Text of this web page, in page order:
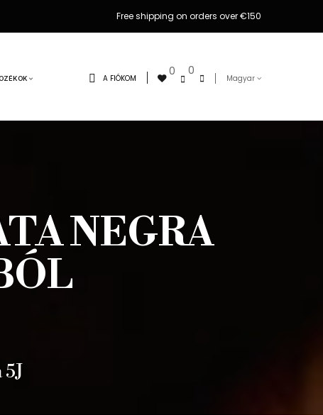
Free shipping on orders over €150
Magyar
0
0
A FIÓKOM
NEGRA